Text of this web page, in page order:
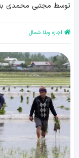
توسط مجتبی محمدی به
اجاره ویلا شمال